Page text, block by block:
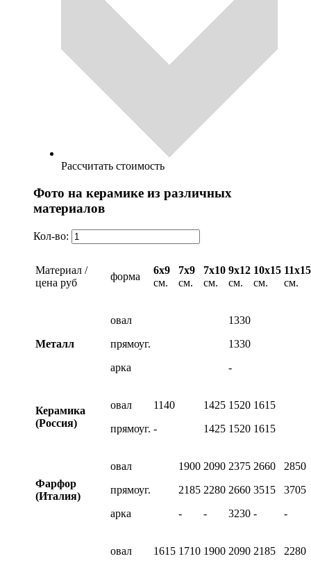
Рассчитать стоимость
Фото на керамике из различных
материалов
Кол-во:
Материал /
цена руб
форма
6х9
см.
7х9
см.
7х10
см.
9х12
см.
10х15
см.
11х15
см.
Металл
овал
прямоуг.
арка
1330
1330
-
Керамика
(Россия)
овал
прямоуг.
1140
-
1425
1425
1520
1520
1615
1615
Фарфор
(Италия)
овал
прямоуг.
арка
1900
2185
-
2090
2280
-
2375
2660
3230
2660
3515
-
2850
3705
-
овал
1615 1710 1900 2090 2185
2280